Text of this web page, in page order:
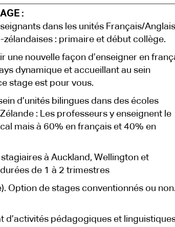
:
dans les unités Français/Anglais
zélandaises : primaire et début collège.
une nouvelle façon d’enseigner en
dynamique et accueillant au sein
stage est pour vous.
d’unités bilingues dans des écoles
: Les professeurs y enseignent le
mais à 60% en français et 40% en
à Auckland, Wellington et
de 1 à 2 trimestres
Option de stages conventionnés ou non.
d’activités pédagogiques et